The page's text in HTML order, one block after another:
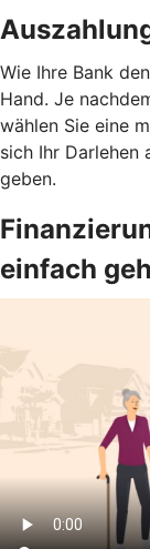
Wie Ihre Bank
Hand. Je
wählen Sie eine
sich Ihr Darlehen
geben.
einfach